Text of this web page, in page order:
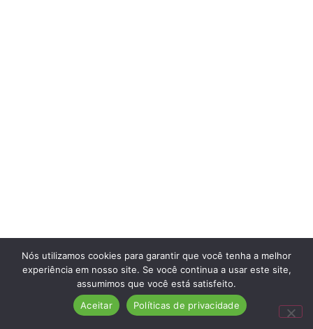
Nós utilizamos cookies para garantir que você tenha a melhor
experiência em nosso site. Se você continua a usar este site,
assumimos que você está satisfeito.
Aceitar
Políticas de privacidade